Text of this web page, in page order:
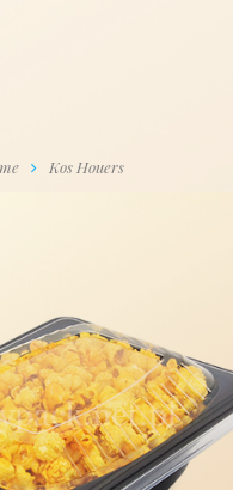
Kos Houers